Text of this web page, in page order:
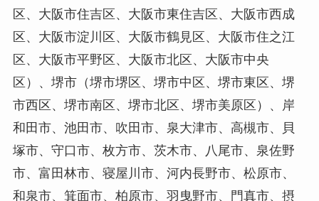
区、大阪市住吉区、大阪市東住吉区、大阪市西成
区、大阪市淀川区、大阪市鶴見区、大阪市住之江
区、大阪市平野区、大阪市北区、大阪市中央
区）、堺市（堺市堺区、堺市中区、堺市東区、堺
市西区、堺市南区、堺市北区、堺市美原区）、岸
和田市、池田市、吹田市、泉大津市、高槻市、貝
塚市、守口市、枚方市、茨木市、八尾市、泉佐野
市、富田林市、寝屋川市、河内長野市、松原市、
和泉市、箕面市、柏原市、羽曳野市、門真市、摂